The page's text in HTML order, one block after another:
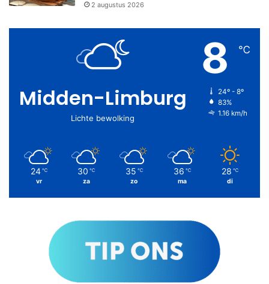
2 augustus 2026
Midden-Limburg
Lichte bewolking
8 ℃
24º - 8º
83%
1.16 km/h
24 ℃
vr
30 ℃
za
35 ℃
zo
36 ℃
ma
28 ℃
di